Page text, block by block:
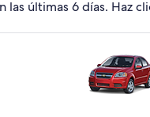
las últimas 6 días. Haz